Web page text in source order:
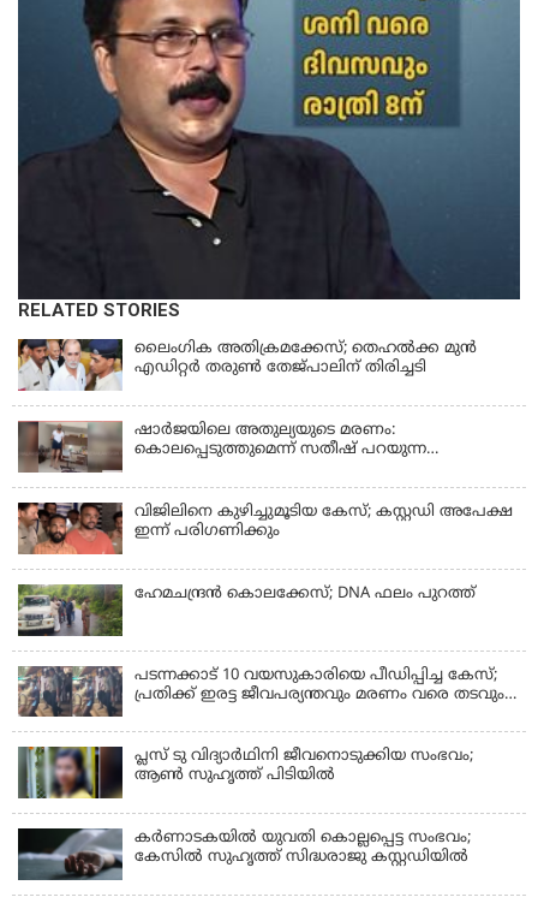
RELATED STORIES
ലൈംഗിക അതിക്രമക്കേസ്; തെഹല്‍ക്ക മുന്‍
എഡിറ്റര്‍ തരുൺ തേജ്പാലിന് തിരിച്ചടി
ഷാർജയിലെ അതുല്യയുടെ മരണം:
കൊലപ്പെടുത്തുമെന്ന് സതീഷ് പറയുന്ന
വിജിലിനെ കുഴിച്ചുമൂടിയ കേസ്; കസ്റ്റഡി അപേക്ഷ
ഇന്ന് പരിഗണിക്കും
ഹേമചന്ദ്രൻ കൊലക്കേസ്; DNA ഫലം പുറത്ത്
പടന്നക്കാട് 10 വയസുകാരിയെ പീഡിപ്പിച്ച കേസ്;
പ്രതിക്ക് ഇരട്ട ജീവപര്യന്തവും മരണം വരെ തടവും
പ്ലസ് ടു വിദ്യാര്‍ഥിനി ജീവനൊടുക്കിയ സംഭവം;
ആണ്‍ സുഹൃത്ത് പിടിയില്‍
കര്‍ണാടകയില്‍ യുവതി കൊല്ലപ്പെട്ട സംഭവം;
കേസില്‍ സുഹൃത്ത് സിദ്ധരാജു കസ്റ്റഡിയില്‍